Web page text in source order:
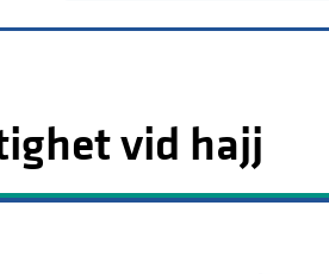
vid hajj